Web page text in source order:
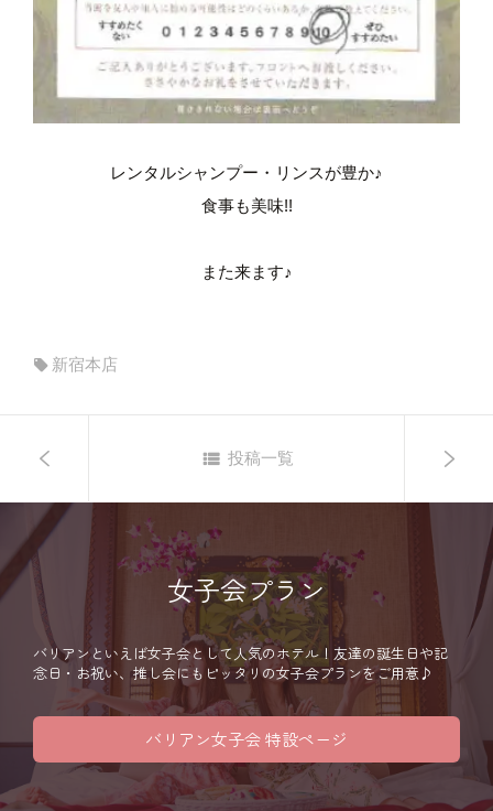
レンタルシャンプー・リンスが豊か♪
食事も美味!!
また来ます♪
新宿本店
投稿一覧
女子会プラン
バリアンといえば女子会として人気のホテル！友達の誕生日や記
念日・お祝い、推し会にもピッタリの女子会プランをご用意♪
バリアン女子会 特設ページ